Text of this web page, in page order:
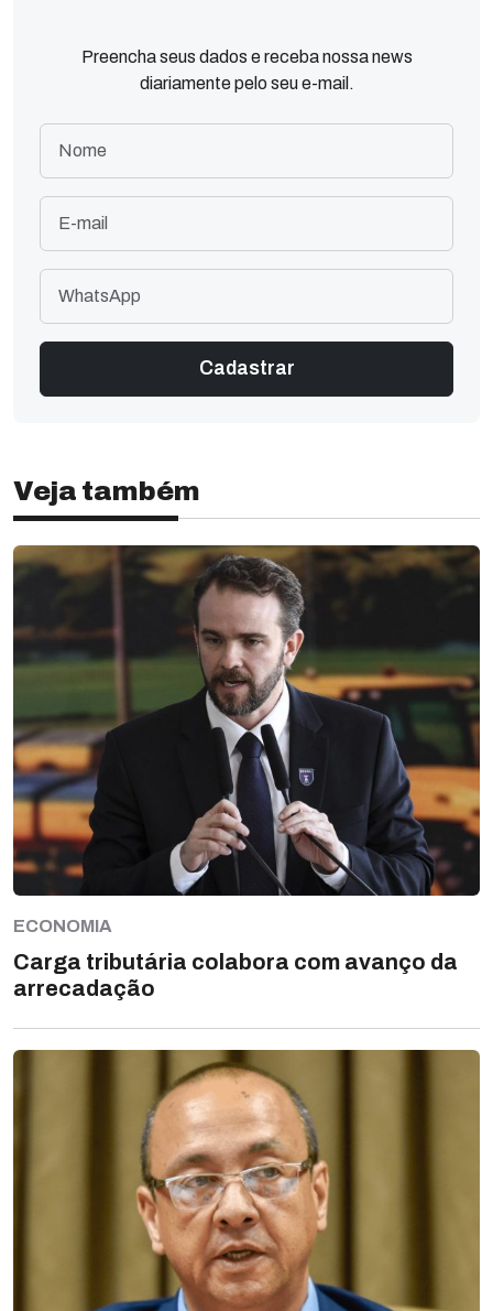
Preencha seus dados e receba nossa news
diariamente pelo seu e-mail.
Veja também
ECONOMIA
Carga tributária colabora com avanço da
arrecadação